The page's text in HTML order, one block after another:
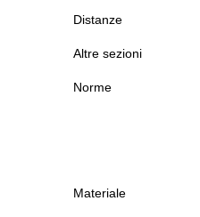
Distanze
Altre sezioni
Norme
Materiale